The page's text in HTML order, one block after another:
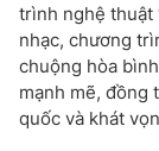
trình nghệ thuật
nhạc, chương
chuộng hòa
mạnh mẽ, đồng
quốc và khát